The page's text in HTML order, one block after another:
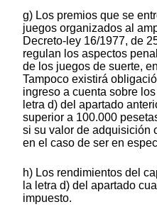
g) Los premios que se
juegos organizados al
Decreto-ley 16/1977, de
regulan los aspectos
de los juegos de suerte,
Tampoco existirá
ingreso a cuenta sobre
letra d) del apartado
superior a 100.000
si su valor de adquisición
en el caso de ser en
h) Los rendimientos del
la letra d) del apartado
impuesto.